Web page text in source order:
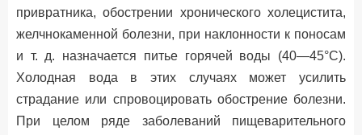
привратника, обострении хронического холецистита,
желчнокаменной болезни, при наклонности к поносам
и т. д. назначается питье горячей воды (40—45°С).
Холодная вода в этих случаях может усилить
страдание или спровоцировать обострение болезни.
При целом ряде заболеваний пищеварительного